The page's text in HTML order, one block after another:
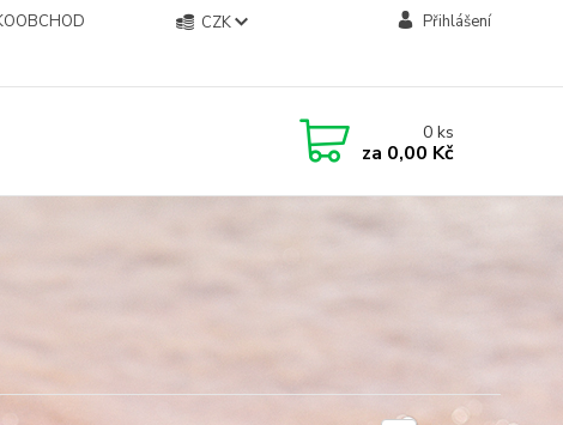
CZK Přihlášení
0ks
za 0,00 Kč